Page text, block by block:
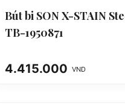
Bút bi SON X-STAIN
TB-1950871
4.415.000 VND